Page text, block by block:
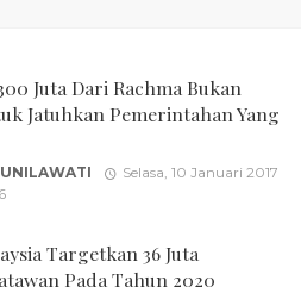
Juta Dari Rachma Bukan
Jatuhkan Pemerintahan Yang
Selasa, 10 Januari 2017
Targetkan 36 Juta
Pada Tahun 2020